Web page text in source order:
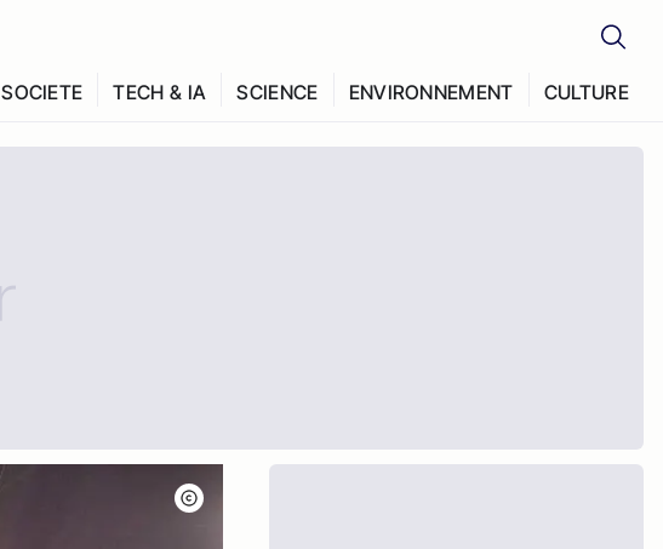
SOCIETE TECH & IA SCIENCE ENVIRONNEMENT CULTURE